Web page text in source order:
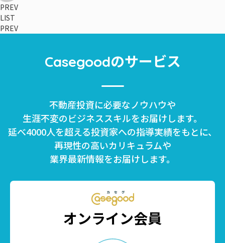
PREV
LIST
PREV
Casegoodのサービス
不動産投資に必要なノウハウや
生涯不変のビジネススキルをお届けします。
延べ4000人を超える投資家への指導実績をもとに、
再現性の高いカリキュラムや
業界最新情報をお届けします。
オンライン会員